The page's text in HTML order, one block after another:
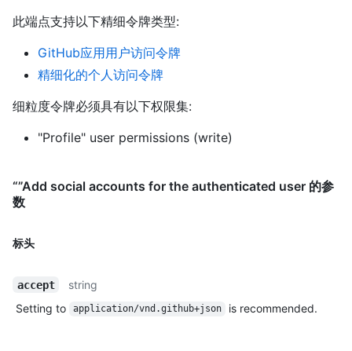
此端点支持以下精细令牌类型:
GitHub应用用户访问令牌
精细化的个人访问令牌
细粒度令牌必须具有以下权限集:
"Profile" user permissions (write)
“”Add social accounts for the authenticated user 的参
数
标头
accept
string
Setting to
application/vnd.github+json is recommended.